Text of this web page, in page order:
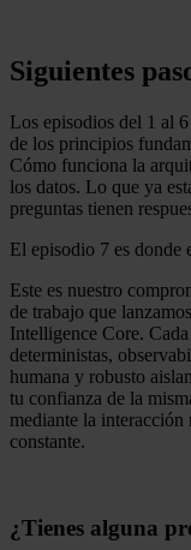
Siguientes
Los episodios del 1 al
de los principios
Cómo funciona la
los datos. Lo que ya
preguntas tienen
El episodio 7 es donde
Este es nuestro
de trabajo que
Intelligence Core.
deterministas,
humana y robusto
tu confianza de la
mediante la
constante.
¿Tienes alguna